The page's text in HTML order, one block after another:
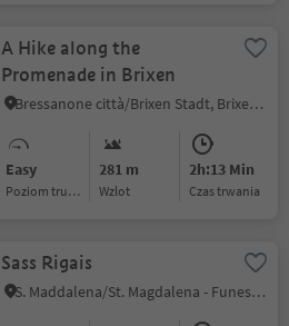
A Hike along the
Promenade in Brixen
Bressanone città/Brixen Stadt, Brixen/Bressanone, Brixen/Bressanone and environs
Easy
Poziom trudności
281 m
Wzlot
2h:13 Min
czas trwania
Sass Rigais
S. Maddalena/St. Magdalena - Funes/Villnöss, Villnöss/Funes, Dolomites Region Lüsen Villnöss